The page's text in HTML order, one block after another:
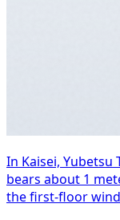
In Kaisei, Yubetsu
bears about 1
the first-floor